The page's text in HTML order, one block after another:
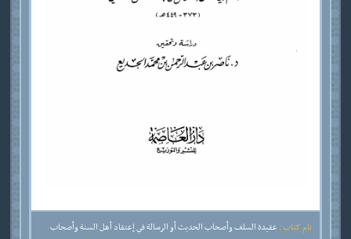
نام کتاب : عقيدة السلف وأصحاب الحديث أو الرسالة في إعتقاد أهل السنة وأصحاب